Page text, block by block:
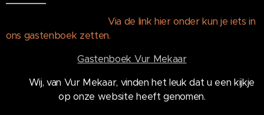
Via de link hier onder kun je iets in
ons gastenboek zetten.
Gastenboek Vur Mekaar
Wij, van Vur Mekaar, vinden het leuk dat u een kijkje
op onze website heeft genomen.